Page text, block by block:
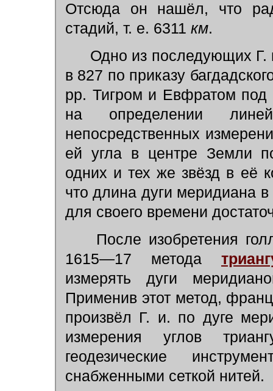
Отсюда он нашёл, что
стадий, т. е. 6311 км.
Одно из последующих Г.
в 827 по приказу
рр. Тигром и Евфратом под
на определении
непосредственных
ей угла в центре Земли
одних и тех же звёзд в её
что длина дуги меридиана
для своего времени
После изобретения
1615—17 метода
измерять дуги
Применив этот метод,
произвёл Г. и. по дуге
измерения углов
геодезические
снабженными сеткой нитей.